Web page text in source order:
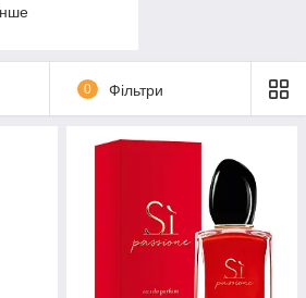
0 Фільтри